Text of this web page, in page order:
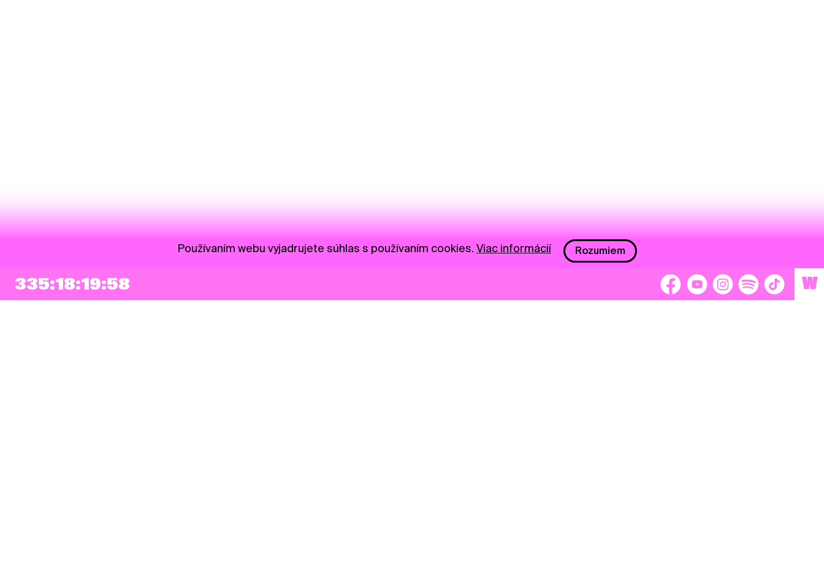
335:18:19:58 W
Používaním webu vyjadrujete súhlas s používaním cookies. Viac informácií Rozumiem